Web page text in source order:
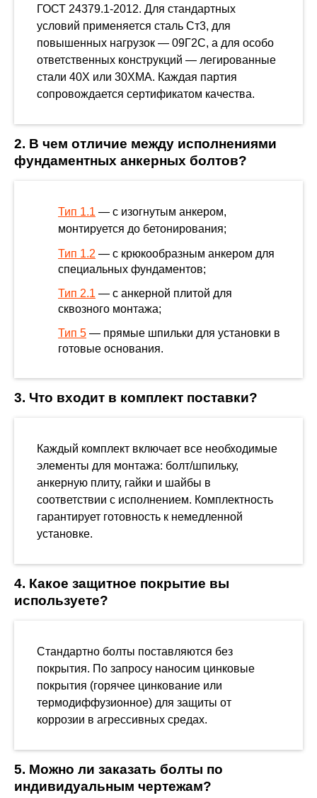
ГОСТ 24379.1-2012. Для стандартных
условий применяется сталь Ст3, для
повышенных нагрузок — 09Г2С, а для особо
ответственных конструкций — легированные
стали 40Х или 30ХМА. Каждая партия
сопровождается сертификатом качества.
2. В чем отличие между исполнениями
фундаментных анкерных болтов?
Тип 1.1 — с изогнутым анкером,
монтируется до бетонирования;
Тип 1.2 — с крюкообразным анкером для
специальных фундаментов;
Тип 2.1 — с анкерной плитой для
сквозного монтажа;
Тип 5 — прямые шпильки для установки в
готовые основания.
3. Что входит в комплект поставки?
Каждый комплект включает все необходимые
элементы для монтажа: болт/шпильку,
анкерную плиту, гайки и шайбы в
соответствии с исполнением. Комплектность
гарантирует готовность к немедленной
установке.
4. Какое защитное покрытие вы
используете?
Стандартно болты поставляются без
покрытия. По запросу наносим цинковые
покрытия (горячее цинкование или
термодиффузионное) для защиты от
коррозии в агрессивных средах.
5. Можно ли заказать болты по
индивидуальным чертежам?